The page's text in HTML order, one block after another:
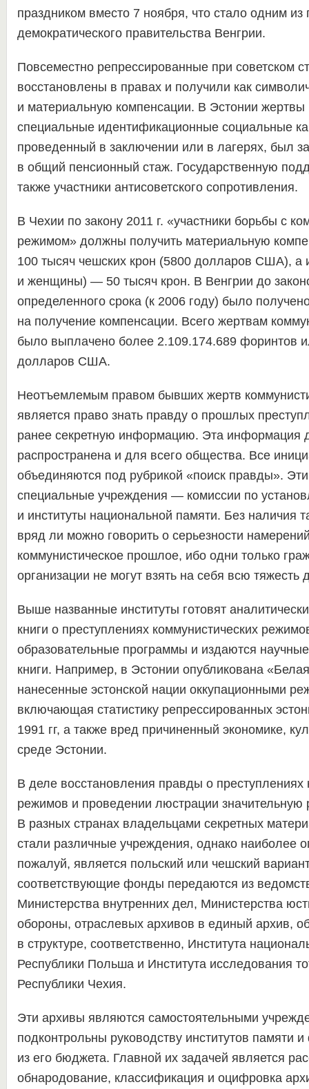
праздником вместо 7 ноября, что стало одним из
демократического правительства Венгрии.
Повсеместно репрессированные при советском
восстановлены в правах и получили как
и материальную компенсации. В Эстонии жертвы
специальные идентификационные социальные
проведенный в заключении или в лагерях, был
в общий пенсионный стаж. Государственную
также участники антисоветского сопротивления.
В Чехии по закону 2011 г. «участники борьбы с
режимом» должны получить материальную
100 тысяч чешских крон (5800 долларов США), а
и женщины) — 50 тысяч крон. В Венгрии до
определенного срока (к 2006 году) было
на получение компенсации. Всего жертвам
было выплачено более 2.109.174.689 форинтов
долларов США.
Неотъемлемым правом бывших жертв
является право знать правду о прошлых
ранее секретную информацию. Эта информация
распространена и для всего общества. Все
объединяются под рубрикой «поиск правды».
специальные учреждения — комиссии по
и институты национальной памяти. Без наличия
вряд ли можно говорить о серьезности
коммунистическое прошлое, ибо одни только
организации не могут взять на себя всю тяжесть
Выше названные институты готовят
книги о преступлениях коммунистических
образовательные программы и издаются
книги. Например, в Эстонии опубликована
нанесенные эстонской нации оккупационными
включающая статистику репрессированных
1991 гг, а также вред причиненный экономике,
среде Эстонии.
В деле восстановления правды о преступлениях
режимов и проведении люстрации значительную
В разных странах владельцами секретных
стали различные учреждения, однако наиболее
пожалуй, является польский или чешский
соответствующие фонды передаются из
Министерства внутренних дел, Министерства
обороны, отраслевых архивов в единый архив,
в структуре, соответственно, Института
Республики Польша и Института исследования
Республики Чехия.
Эти архивы являются самостоятельными
подконтрольны руководству институтов памяти
из его бюджета. Главной их задачей является
обнародование, классификация и оцифровка